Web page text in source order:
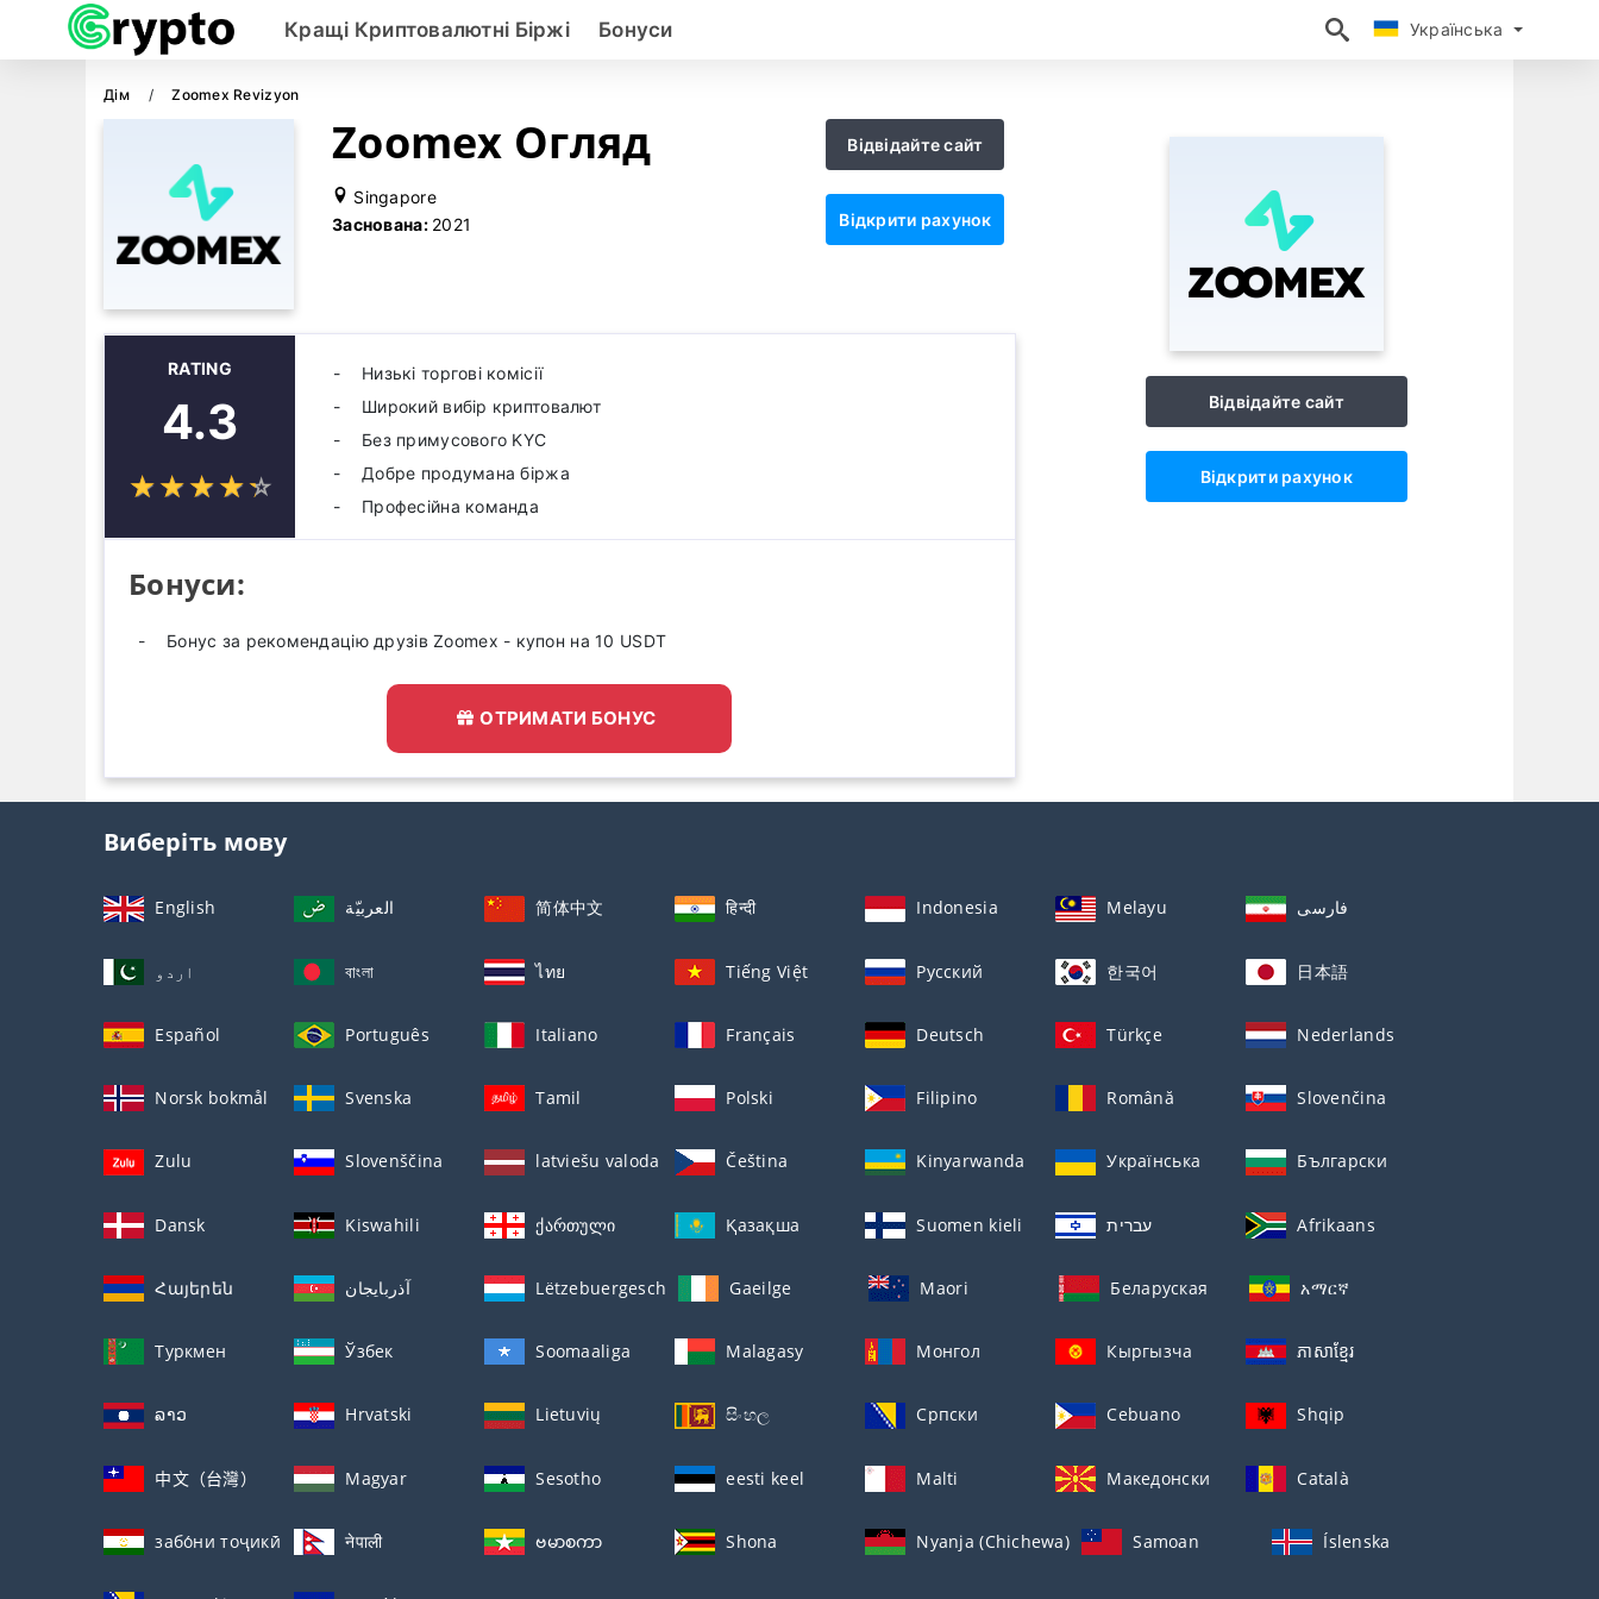
Українська
Кращі Криптовалютні Біржі Бонуси Українська
Дім Zoomex Revizyon
Zoomex Огляд
Singapore
Заснована: 2021
Відвідайте сайт
Відкрити рахунок
RATING
4.3
☆☆☆☆☆
★★★★★
Низькі торгові комісії
Широкий вибір криптовалют
Без примусового KYC
Добре продумана біржа
Професійна команда
Бонуси:
Бонус за рекомендацію друзів Zoomex - купон на 10 USDT
ОТРИМАТИ БОНУС
Відвідайте сайт
Відкрити рахунок
Виберіть мову
English العربيّة 简体中文 हिन्दी Indonesia Melayu فارسی
اردو বাংলা ไทย Tiếng Việt Русский 한국어 日本語
Español Português Italiano Français Deutsch Türkçe Nederlands
Norsk bokmål Svenska Tamil Polski Filipino Română Slovenčina
Zulu Slovenščina latviešu valoda Čeština Kinyarwanda Українська Български
Dansk Kiswahili ქართული Қазақша Suomen kieli עברית Afrikaans
Հայերեն آذربايجان Lëtzebuergesch Gaeilge Maori Беларуская አማርኛ
Туркмен Ўзбек Soomaaliga Malagasy Монгол Кыргызча ភាសាខ្មែរ
ລາວ Hrvatski Lietuvių සිංහල Српски Cebuano Shqip
中文（台灣） Magyar Sesotho eesti keel Malti Македонски Català
забо́ни тоҷикӣ́ नेपाली ဗမာစကာ Shona Nyanja (Chichewa) Samoan Íslenska